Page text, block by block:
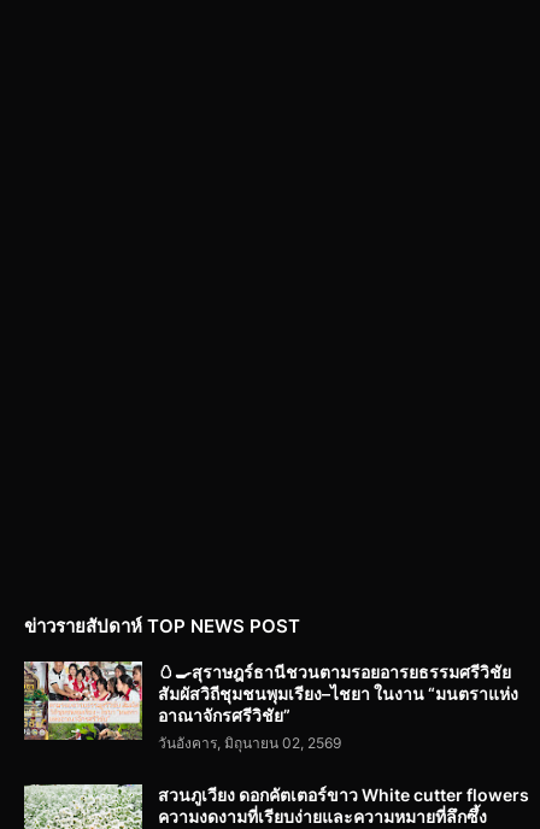
ข่าวรายสัปดาห์ TOP NEWS POST
🥚🍳สุราษฎร์ธานีชวนตามรอยอารยธรรมศรีวิชัย
สัมผัสวิถีชุมชนพุมเรียง–ไชยา ในงาน “มนตราแห่ง
อาณาจักรศรีวิชัย”
วันอังคาร, มิถุนายน 02, 2569
สวนภูเวียง ดอกคัตเตอร์ขาว White cutter flowers
ความงดงามที่เรียบง่ายและความหมายที่ลึกซึ้ง